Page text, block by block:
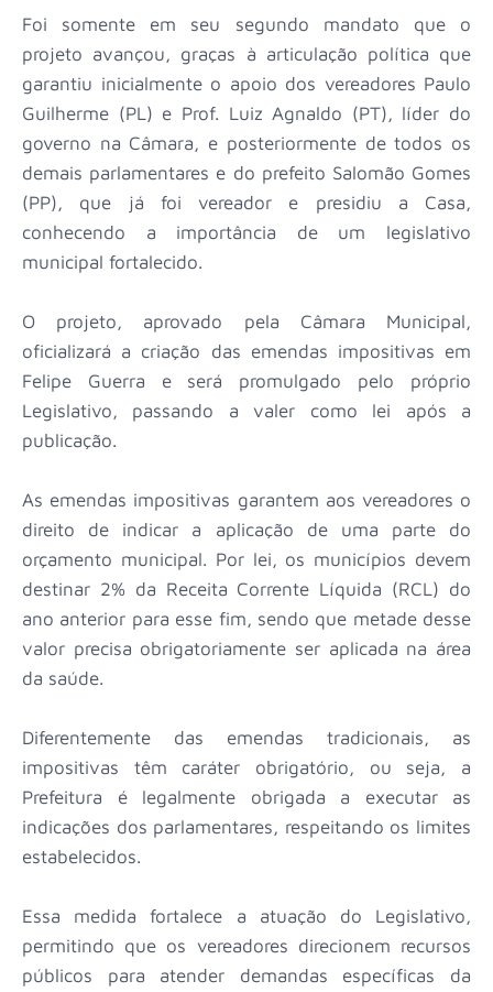
Foi somente em seu segundo mandato que o
projeto avançou, graças à articulação política que
garantiu inicialmente o apoio dos vereadores Paulo
Guilherme (PL) e Prof. Luiz Agnaldo (PT), líder do
governo na Câmara, e posteriormente de todos os
demais parlamentares e do prefeito Salomão Gomes
(PP), que já foi vereador e presidiu a Casa,
conhecendo a importância de um legislativo
municipal fortalecido.
O projeto, aprovado pela Câmara Municipal,
oficializará a criação das emendas impositivas em
Felipe Guerra e será promulgado pelo próprio
Legislativo, passando a valer como lei após a
publicação.
As emendas impositivas garantem aos vereadores o
direito de indicar a aplicação de uma parte do
orçamento municipal. Por lei, os municípios devem
destinar 2% da Receita Corrente Líquida (RCL) do
ano anterior para esse fim, sendo que metade desse
valor precisa obrigatoriamente ser aplicada na área
da saúde.
Diferentemente das emendas tradicionais, as
impositivas têm caráter obrigatório, ou seja, a
Prefeitura é legalmente obrigada a executar as
indicações dos parlamentares, respeitando os limites
estabelecidos.
Essa medida fortalece a atuação do Legislativo,
permitindo que os vereadores direcionem recursos
públicos para atender demandas específicas da